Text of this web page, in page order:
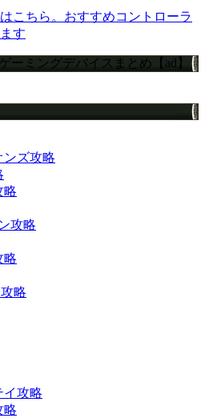
こちら。おすすめコントローラ
す
ーミングデバイスまとめ【ad】
ンズ攻略
略
攻略
略
略
イ攻略
略